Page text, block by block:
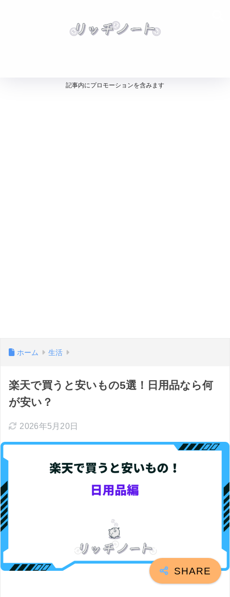
記事内にプロモーションを含みます
ホーム 生活
楽天で買うと安いもの5選！日用品なら何
が安い？
2026年5月20日